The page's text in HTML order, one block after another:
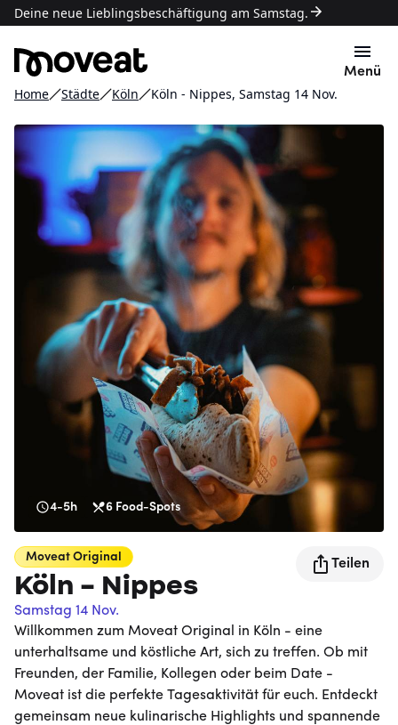
Deine neue Lieblingsbeschäftigung am Samstag.
Menü
Home Städte Köln Köln - Nippes, Samstag 14 Nov.
4-5h 6 Food-Spots
Moveat Original
Köln - Nippes
Samstag 14 Nov.
Teilen
Willkommen zum Moveat Original in Köln - eine
unterhaltsame und köstliche Art, sich zu treffen. Ob mit
Freunden, der Familie, Kollegen oder beim Date -
Moveat ist die perfekte Tagesaktivität für euch. Entdeckt
gemeinsam neue kulinarische Highlights und spannende